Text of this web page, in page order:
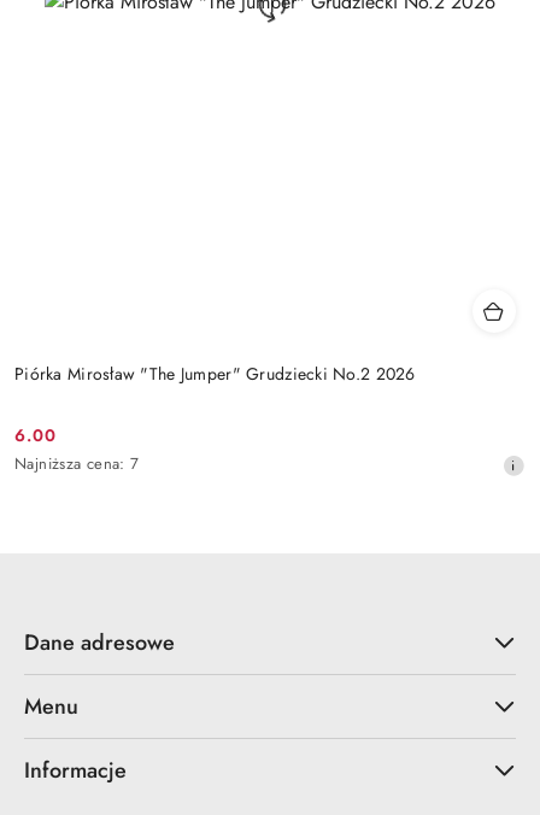
Piórka Mirosław "The Jumper" Grudziecki No.2 2026
Cena
promocyjna:
6.00
Najniższa
Najniższa cena: 7
Dane adresowe
Menu
Informacje